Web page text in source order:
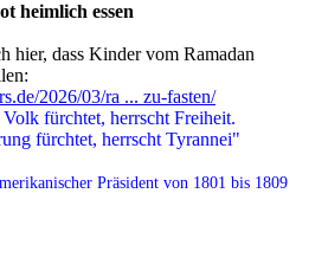
heimlich essen
hier, dass Kinder vom Ramadan
2026/03/ra ... zu-fasten/
fürchtet, herrscht Freiheit.
fürchtet, herrscht Tyrannei"
Präsident von 1801 bis 1809